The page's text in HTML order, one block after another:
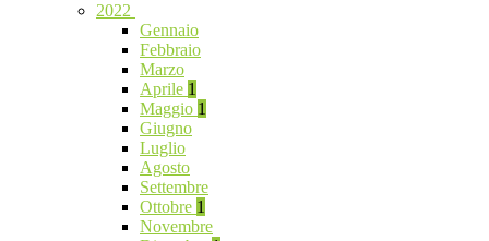
2022
Gennaio
Febbraio
Marzo
Aprile 1
Maggio 1
Giugno
Luglio
Agosto
Settembre
Ottobre 1
Novembre